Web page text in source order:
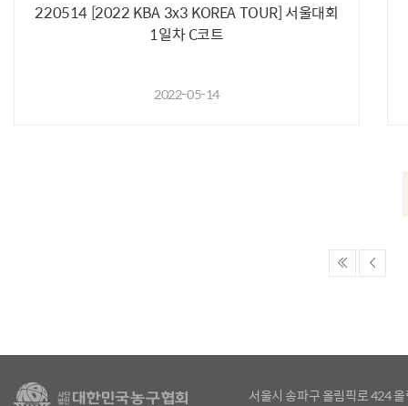
220514 [2022 KBA 3x3 KOREA TOUR] 서울대회
1일차 C코트
2022-05-14
서울시 송파구 올림픽로 424